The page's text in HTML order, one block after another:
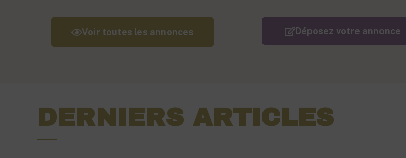
Voir toutes les annonces Déposez votre annonce
DERNIERS ARTICLES